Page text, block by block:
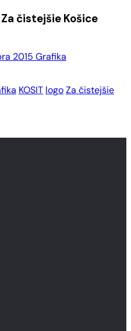
2015 Grafika
čistejšie Košice
KOSIT logoZa čistejšie